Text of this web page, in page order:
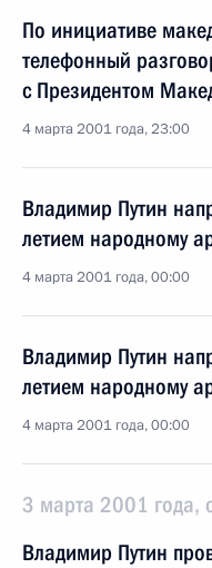
По инициативе
телефонный
с Президентом
4 марта 2001 года, 23:00
Владимир Путин
летием народному
4 марта 2001 года, 00:00
Владимир Путин
летием народному
4 марта 2001 года, 00:00
3 марта 2001 года,
Владимир Путин